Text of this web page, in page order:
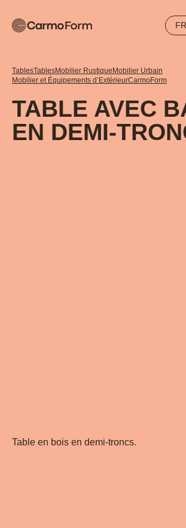
FR
TablesTablesMobilier Rustique Mobilier Urbain
Mobilier et Équipements d’ExtérieurCarmoForm
TABLE AVEC
EN DEMI-
Table en bois en demi-troncs.